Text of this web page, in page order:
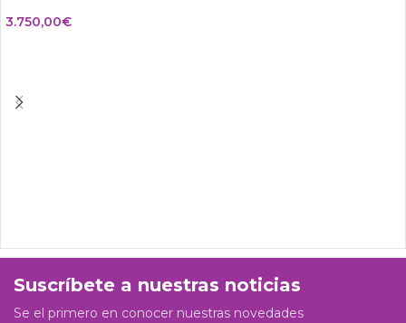
3.750,00€
Suscríbete a nuestras noticias
Se el primero en conocer nuestras novedades